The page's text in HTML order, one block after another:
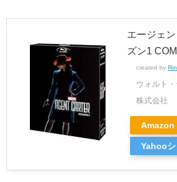
エージェ
ズン1
created by
ウォルト
株式会社
Amazon
Yahoo